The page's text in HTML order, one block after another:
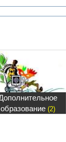
образование(2)